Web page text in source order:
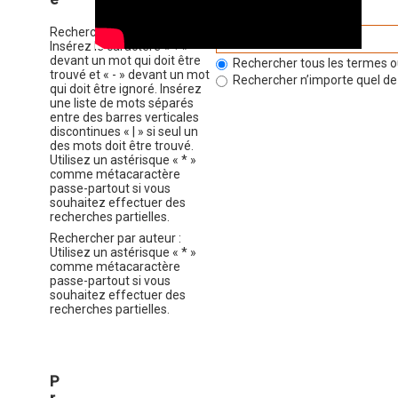
Rechercher par mots-clés :
Insérez le caractère « + »
devant un mot qui doit être
trouvé et « - » devant un mot
qui doit être ignoré. Insérez
une liste de mots séparés
entre des barres verticales
discontinues « | » si seul un
des mots doit être trouvé.
Utilisez un astérisque « * »
comme métacaractère
passe-partout si vous
souhaitez effectuer des
recherches partielles.
Rechercher tous les termes
Rechercher n’importe quel
Rechercher par auteur :
Utilisez un astérisque « * »
comme métacaractère
passe-partout si vous
souhaitez effectuer des
recherches partielles.
P